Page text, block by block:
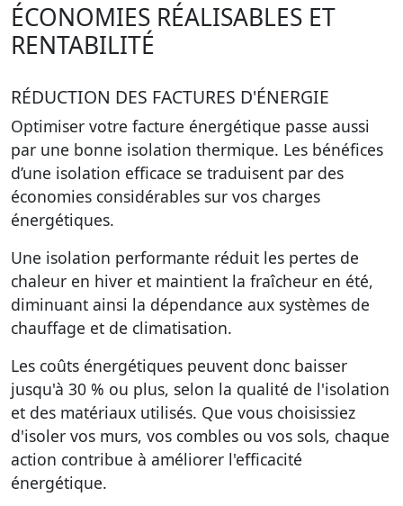
ÉCONOMIES RÉALISABLES ET
RENTABILITÉ
RÉDUCTION DES FACTURES D'ÉNERGIE
Optimiser votre facture énergétique passe aussi
par une bonne isolation thermique. Les bénéfices
d’une isolation efficace se traduisent par des
économies considérables sur vos charges
énergétiques.
Une isolation performante réduit les pertes de
chaleur en hiver et maintient la fraîcheur en été,
diminuant ainsi la dépendance aux systèmes de
chauffage et de climatisation.
Les coûts énergétiques peuvent donc baisser
jusqu'à 30 % ou plus, selon la qualité de l'isolation
et des matériaux utilisés. Que vous choisissiez
d'isoler vos murs, vos combles ou vos sols, chaque
action contribue à améliorer l'efficacité
énergétique.